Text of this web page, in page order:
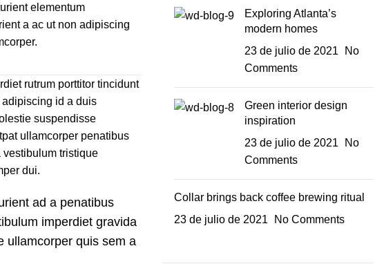
elementum
a ac ut non adipiscing
rutrum porttitor tincidunt
adipiscing id a duis
suspendisse
ullamcorper penatibus
vestibulum tristique
dui.
ad a penatibus
imperdiet gravida
ullamcorper quis sem a
Exploring Atlanta’s
modern homes
23 de julio de 2021
No
Comments
Green interior design
inspiration
23 de julio de 2021
No
Comments
Collar brings back coffee brewing ritual
23 de julio de 2021
No Comments